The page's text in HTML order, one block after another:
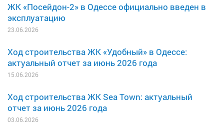
ЖК «Посейдон-2» в Одессе официально введен в
эксплуатацию
23.06.2026
Ход строительства ЖК «Удобный» в Одессе:
актуальный отчет за июнь 2026 года
15.06.2026
Ход строительства ЖК Sea Town: актуальный
отчет за июнь 2026 года
03.06.2026